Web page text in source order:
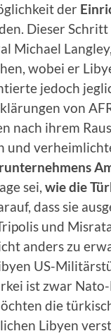
der
Dieser
Michael
wobei er
jedoch
von
nach ihrem
und
sei, wie die
dass sie
und
anders zu
US-
ist zwar
die
Libyen